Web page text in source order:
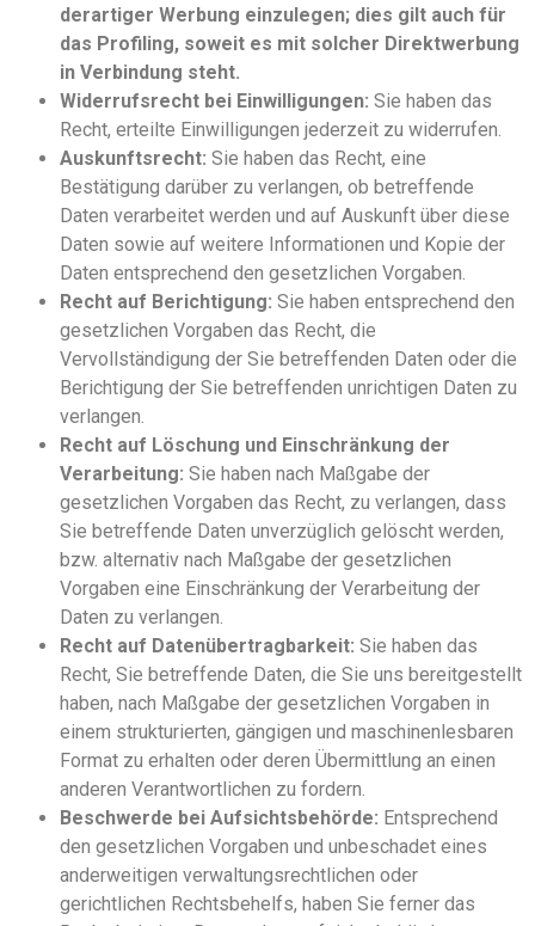
derartiger Werbung einzulegen; dies gilt auch für
das Profiling, soweit es mit solcher Direktwerbung
in Verbindung steht.
Widerrufsrecht bei Einwilligungen: Sie haben das
Recht, erteilte Einwilligungen jederzeit zu widerrufen.
Auskunftsrecht: Sie haben das Recht, eine
Bestätigung darüber zu verlangen, ob betreffende
Daten verarbeitet werden und auf Auskunft über diese
Daten sowie auf weitere Informationen und Kopie der
Daten entsprechend den gesetzlichen Vorgaben.
Recht auf Berichtigung: Sie haben entsprechend den
gesetzlichen Vorgaben das Recht, die
Vervollständigung der Sie betreffenden Daten oder die
Berichtigung der Sie betreffenden unrichtigen Daten zu
verlangen.
Recht auf Löschung und Einschränkung der
Verarbeitung: Sie haben nach Maßgabe der
gesetzlichen Vorgaben das Recht, zu verlangen, dass
Sie betreffende Daten unverzüglich gelöscht werden,
bzw. alternativ nach Maßgabe der gesetzlichen
Vorgaben eine Einschränkung der Verarbeitung der
Daten zu verlangen.
Recht auf Datenübertragbarkeit: Sie haben das
Recht, Sie betreffende Daten, die Sie uns bereitgestellt
haben, nach Maßgabe der gesetzlichen Vorgaben in
einem strukturierten, gängigen und maschinenlesbaren
Format zu erhalten oder deren Übermittlung an einen
anderen Verantwortlichen zu fordern.
Beschwerde bei Aufsichtsbehörde: Entsprechend
den gesetzlichen Vorgaben und unbeschadet eines
anderweitigen verwaltungsrechtlichen oder
gerichtlichen Rechtsbehelfs, haben Sie ferner das